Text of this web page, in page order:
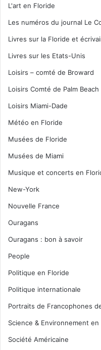
L'art en Floride
Les numéros du journal Le
Livres sur la Floride et
Livres sur les Etats-Unis
Loisirs – comté de Broward
Loisirs Comté de Palm Beach
Loisirs Miami-Dade
Météo en Floride
Musées de Floride
Musées de Miami
Musique et concerts en
New-York
Nouvelle France
Ouragans
Ouragans : bon à savoir
People
Politique en Floride
Politique internationale
Portraits de Francophones
Science & Environnement en
Société Américaine